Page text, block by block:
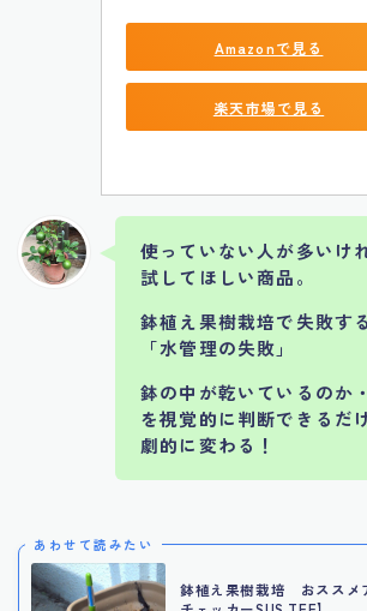
Follow Me
Amazonで見る
楽天市場で見る
使っていない人が多いけ
試してほしい商品。
鉢植え果樹栽培で失敗す
「水管理の失敗」
鉢の中が乾いているのか
を視覚的に判断できるだ
劇的に変わる！
あわせて読みたい
鉢植え果樹栽培 おススメ